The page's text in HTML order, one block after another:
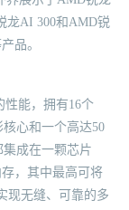
龙AI 300和AMD锐
品。
性能，拥有16个
核心和一个高达50
成在一颗芯片
存，其中最高可将
现无缝、可靠的多